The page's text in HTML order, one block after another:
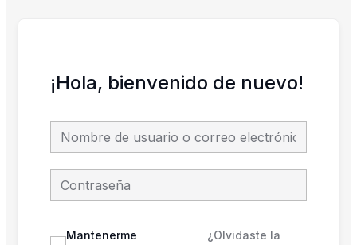
¡Hola, bienvenido de nuevo!
Mantenerme
¿Olvidaste la